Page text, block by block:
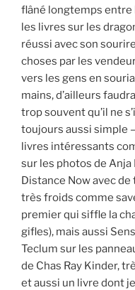
flâné longtemps entre
les livres sur les
réussi avec son
choses par les
vers les gens en
mains, d’ailleurs
trop souvent qu’il ne
toujours aussi simple
livres intéressants
sur les photos de Anja
Distance Now avec
très froids comme
premier qui siffle la
gifles), mais aussi
Teclum sur les
de Chas Ray Kinder,
et aussi un livre dont